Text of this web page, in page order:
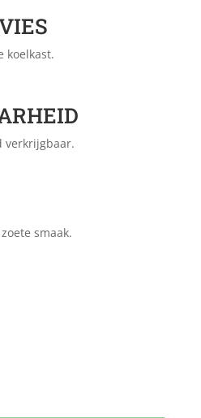
koelkast.
verkrijgbaar.
smaak.